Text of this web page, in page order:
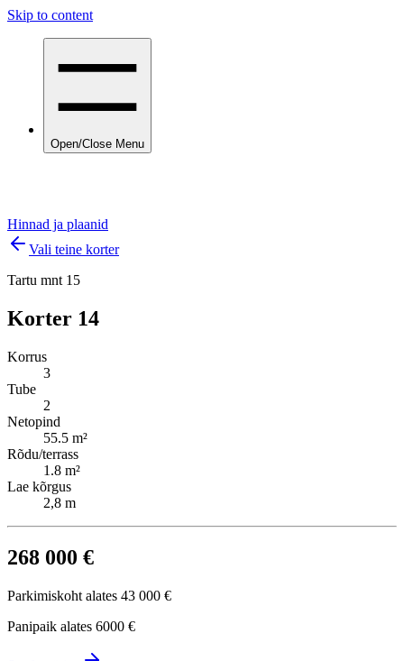
Skip to content
Open/Close Menu
Hinnad ja plaanid
Vali teine korter
Tartu mnt 15
Korter 14
Korrus
3
Tube
2
Netopind
55.5 m²
Rõdu/terrass
1.8 m²
Lae kõrgus
2,8 m
268 000 €
Parkimiskoht alates 43 000 €
Panipaik alates 6000 €